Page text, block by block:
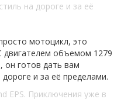
на дороге и за её
мотоцикл, это
объемом 1279
он готов дать вам
и за её пределами.